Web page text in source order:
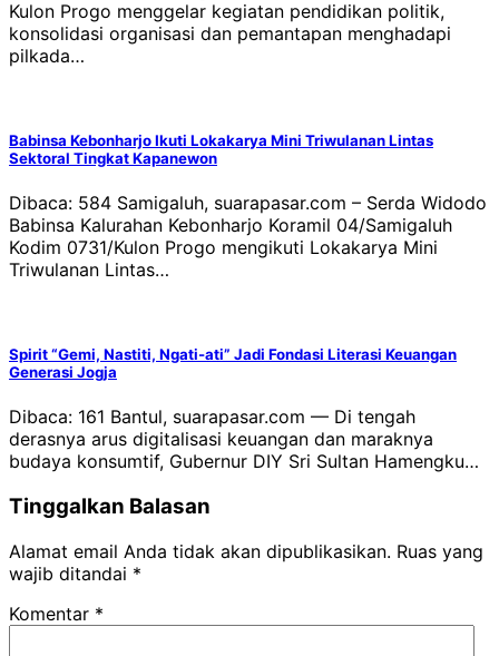
Kulon Progo menggelar kegiatan pendidikan politik,
konsolidasi organisasi dan pemantapan menghadapi
pilkada…
Babinsa Kebonharjo Ikuti Lokakarya Mini Triwulanan Lintas
Sektoral Tingkat Kapanewon
Dibaca: 584 Samigaluh, suarapasar.com – Serda Widodo
Babinsa Kalurahan Kebonharjo Koramil 04/Samigaluh
Kodim 0731/Kulon Progo mengikuti Lokakarya Mini
Triwulanan Lintas…
Spirit “Gemi, Nastiti, Ngati-ati” Jadi Fondasi Literasi Keuangan
Generasi Jogja
Dibaca: 161 Bantul, suarapasar.com — Di tengah
derasnya arus digitalisasi keuangan dan maraknya
budaya konsumtif, Gubernur DIY Sri Sultan Hamengku…
Tinggalkan Balasan
Alamat email Anda tidak akan dipublikasikan. Ruas yang
wajib ditandai *
Komentar *